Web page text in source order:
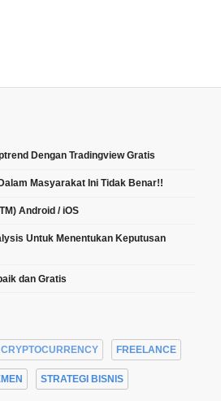
Dengan Tradingview Gratis
Masyarakat Ini Tidak Benar!!
Android / iOS
Untuk Menentukan Keputusan
dan Gratis
CRYPTOCURRENCY FREELANCE
STRATEGI BISNIS